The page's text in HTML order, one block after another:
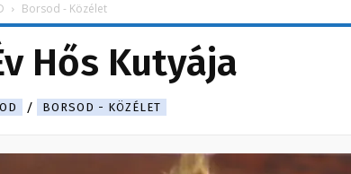
Borsod - Közélet
Hős Kutyája
BORSOD - KÖZÉLET